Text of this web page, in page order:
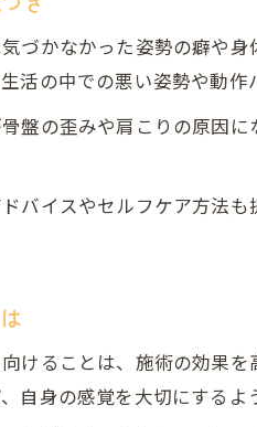
意識を高めて整体
づかなかった姿勢の癖や
活の中での悪い姿勢や動作
盤の歪みや肩こりの原因
バイスやセルフケア方法
けることは、施術の効果
自身の感覚を大切にするよ